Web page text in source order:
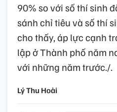
90% so với số thí sinh
sánh chỉ tiêu và số thí
cho thấy, áp lực cạnh
lập ở Thành phố năm
với những năm trước./.
Lý Thu Hoài